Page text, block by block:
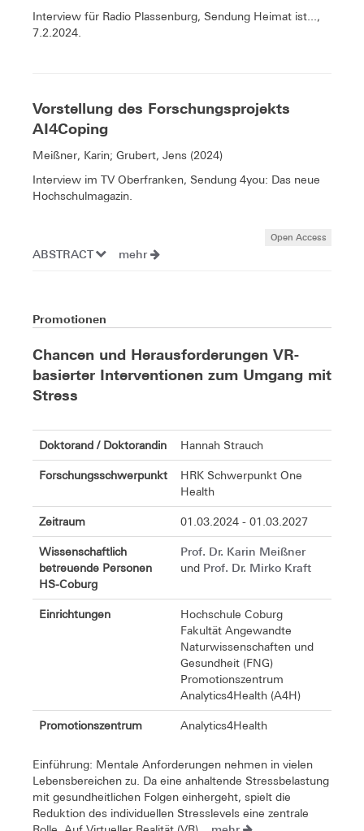
Interview für Radio Plassenburg, Sendung Heimat ist...,
7.2.2024.
Vorstellung des Forschungsprojekts
AI4Coping
Meißner, Karin; Grubert, Jens (2024)
Interview im TV Oberfranken, Sendung 4you: Das neue
Hochschulmagazin.
Open Access
ABSTRACT mehr
Promotionen
Chancen und Herausforderungen VR-
basierter Interventionen zum Umgang mit
Stress
Doktorand / Doktorandin Hannah Strauch
Forschungsschwerpunkt
HRK Schwerpunkt One
Health
Zeitraum 01.03.2024 - 01.03.2027
Wissenschaftlich
betreuende Personen
HS-Coburg
Prof. Dr. Karin Meißner
und Prof. Dr. Mirko Kraft
Einrichtungen
Hochschule Coburg
Fakultät Angewandte
Naturwissenschaften und
Gesundheit (FNG)
Promotionszentrum
Analytics4Health (A4H)
Promotionszentrum Analytics4Health
Einführung: Mentale Anforderungen nehmen in vielen
Lebensbereichen zu. Da eine anhaltende Stressbelastung
mit gesundheitlichen Folgen einhergeht, spielt die
Reduktion des individuellen Stresslevels eine zentrale